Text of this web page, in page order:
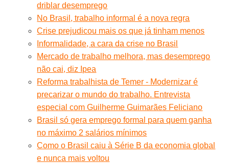
driblar desemprego
No Brasil, trabalho informal é a nova regra
Crise prejudicou mais os que já tinham menos
Informalidade, a cara da crise no Brasil
Mercado de trabalho melhora, mas desemprego
não cai, diz Ipea
Reforma trabalhista de Temer - Modernizar é
precarizar o mundo do trabalho. Entrevista
especial com Guilherme Guimarães Feliciano
Brasil só gera emprego formal para quem ganha
no máximo 2 salários mínimos
Como o Brasil caiu à Série B da economia global
e nunca mais voltou